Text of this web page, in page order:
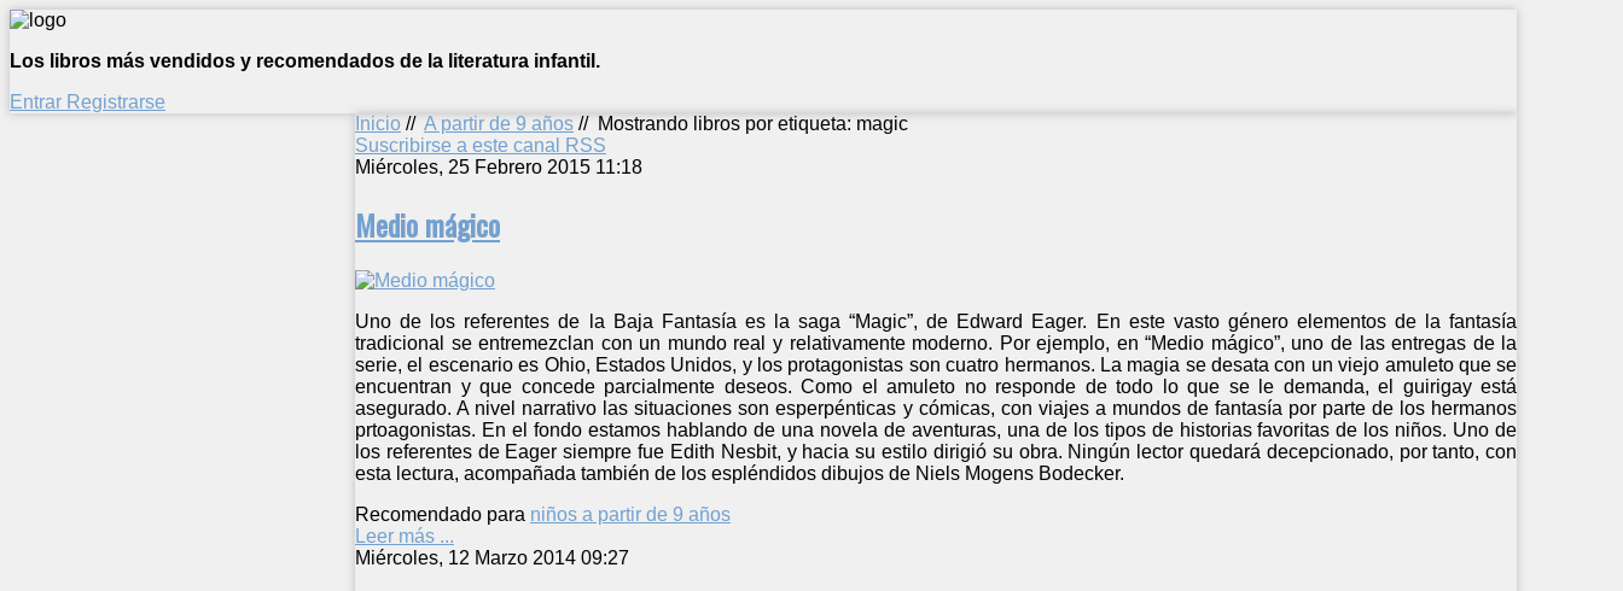
Los libros más vendidos y recomendados de la literatura infantil.
Entrar Registrarse
Inicio // A partir de 9 años // Mostrando libros por etiqueta: magic
Suscribirse a este canal RSS
Miércoles, 25 Febrero 2015 11:18
Medio mágico
Uno de los referentes de la Baja Fantasía es la saga “Magic”, de Edward Eager. En este vasto género elementos de la fantasía
tradicional se entremezclan con un mundo real y relativamente moderno. Por ejemplo, en “Medio mágico”, uno de las entregas de la
serie, el escenario es Ohio, Estados Unidos, y los protagonistas son cuatro hermanos. La magia se desata con un viejo amuleto que se
encuentran y que concede parcialmente deseos. Como el amuleto no responde de todo lo que se le demanda, el guirigay está
asegurado. A nivel narrativo las situaciones son esperpénticas y cómicas, con viajes a mundos de fantasía por parte de los hermanos
prtoagonistas. En el fondo estamos hablando de una novela de aventuras, una de los tipos de historias favoritas de los niños. Uno de
los referentes de Eager siempre fue Edith Nesbit, y hacia su estilo dirigió su obra. Ningún lector quedará decepcionado, por tanto, con
esta lectura, acompañada también de los espléndidos dibujos de Niels Mogens Bodecker.
Recomendado para niños a partir de 9 años
Leer más ...
Miércoles, 12 Marzo 2014 09:27